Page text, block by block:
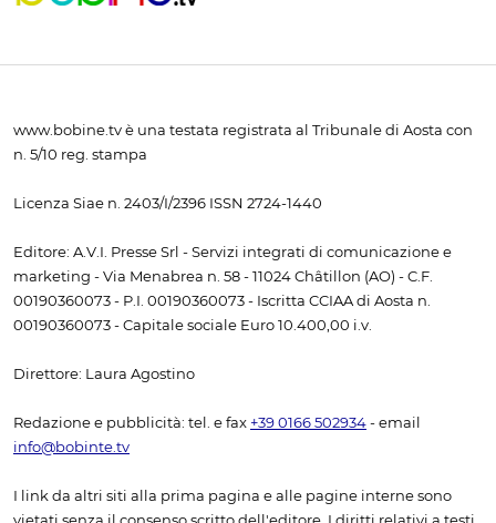
www.bobine.tv è una testata registrata al Tribunale di Aosta con
n. 5/10 reg. stampa
Licenza Siae n. 2403/I/2396 ISSN 2724-1440
Editore: A.V.I. Presse Srl - Servizi integrati di comunicazione e
marketing - Via Menabrea n. 58 - 11024 Châtillon (AO) - C.F.
00190360073 - P.I. 00190360073 - Iscritta CCIAA di Aosta n.
00190360073 - Capitale sociale Euro 10.400,00 i.v.
Direttore: Laura Agostino
Redazione e pubblicità: tel. e fax +39 0166 502934 - email
info@bobinte.tv
I link da altri siti alla prima pagina e alle pagine interne sono